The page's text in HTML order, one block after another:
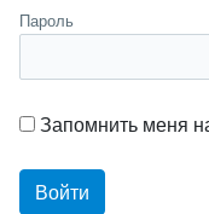
Пароль
Запомнить меня